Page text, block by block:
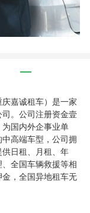
嘉诚租车）是一家
。公司注册资金壹
国内外企事业单
高端车型，公司拥
日租、月租、年
全国车辆救援等相
，全国异地租车无